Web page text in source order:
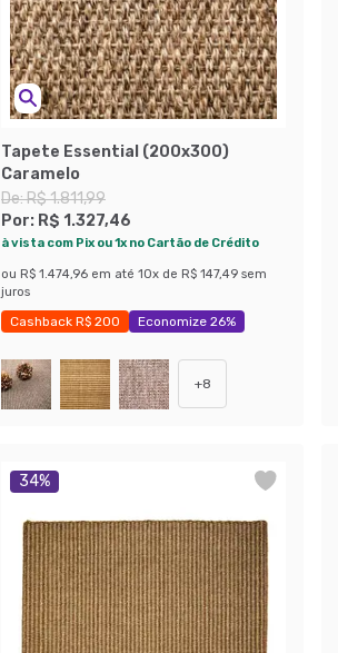
Tapete Essential (200x300)
Caramelo
De:R$ 1.811,99
Por: R$ 1.327,46
à vista com Pix ou 1x no Cartão de Crédito
ou R$ 1.474,96 em até 10x de R$ 147,49 sem
juros
Cashback R$ 200 Economize 26%
+8
34%